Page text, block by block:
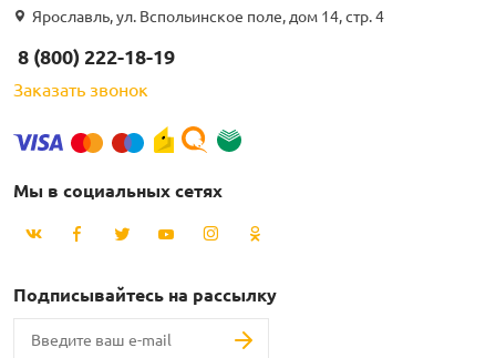
Ярославль, ул. Вспольинское поле, дом 14, стр. 4
8 (800) 222-18-19
Заказать звонок
Мы в социальных сетях
Подписывайтесь на рассылку